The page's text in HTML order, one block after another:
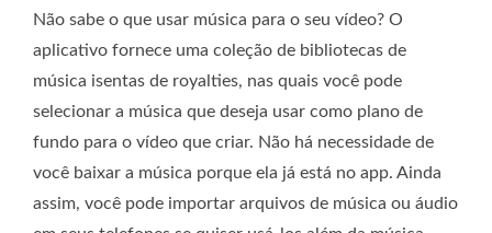
Não sabe o que usar música para o seu vídeo? O
aplicativo fornece uma coleção de bibliotecas de
música isentas de royalties, nas quais você pode
selecionar a música que deseja usar como plano de
fundo para o vídeo que criar. Não há necessidade de
você baixar a música porque ela já está no app. Ainda
assim, você pode importar arquivos de música ou áudio